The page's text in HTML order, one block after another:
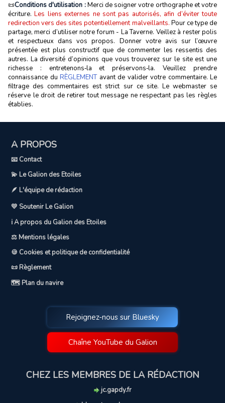
📜Conditions d'utilisation :Merci de soigner votre orthographe et votre
écriture.Les liens externes ne sont pas autorisés, afin d’éviter toute
redirection vers des sites potentiellement malveillants. Pour ce type de
partage, merci d’utiliser notre forum - La Taverne. Veillez à rester polis
et respectueux dans vos propos. Donner votre avis sur l’œuvre
présentée est plus constructif que de commenter les ressentis des
autres. La diversité d’opinions que vous trouverez sur le site est une
richesse : entretenons‑la et préservons‑la. Veuillez prendre
connaissance du RÈGLEMENTavant de valider votre commentaire. Le
filtrage des commentaires est strict sur ce site. Le webmaster se
réserve le droit de retirer tout message ne respectant pas les règles
établies.
A PROPOS
📧 Contact
💫 Le Galion des Etoiles
🪶 L'équipe de rédaction
💛 Soutenir Le Galion
ℹ️ A propos du Galion des Etoiles
⚖️ Mentions légales
🍪 Cookies et politique de confidentialité
📜 Règlement
🗺️ Plan du navire
Rejoignez-nous sur Bluesky
Chaîne YouTube du Galion
CHEZ LES MEMBRES DE LA RÉDACTION
jc.gapdy.fr